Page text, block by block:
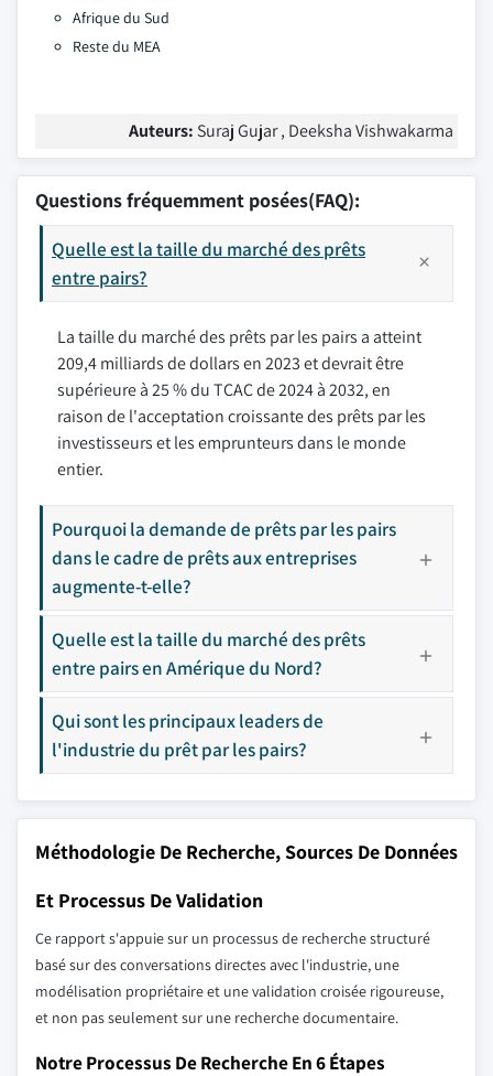
Afrique du Sud
Reste du MEA
Auteurs: Suraj Gujar , Deeksha Vishwakarma
Questions fréquemment posées(FAQ):
Quelle est la taille du marché des prêts
entre pairs?
La taille du marché des prêts par les pairs a atteint
209,4 milliards de dollars en 2023 et devrait être
supérieure à 25 % du TCAC de 2024 à 2032, en
raison de l'acceptation croissante des prêts par les
investisseurs et les emprunteurs dans le monde
entier.
Pourquoi la demande de prêts par les pairs
dans le cadre de prêts aux entreprises
augmente-t-elle?
Quelle est la taille du marché des prêts
entre pairs en Amérique du Nord?
Qui sont les principaux leaders de
l'industrie du prêt par les pairs?
Méthodologie De Recherche, Sources De Données
Et Processus De Validation
Ce rapport s'appuie sur un processus de recherche structuré
basé sur des conversations directes avec l'industrie, une
modélisation propriétaire et une validation croisée rigoureuse,
et non pas seulement sur une recherche documentaire.
Notre Processus De Recherche En 6 Étapes